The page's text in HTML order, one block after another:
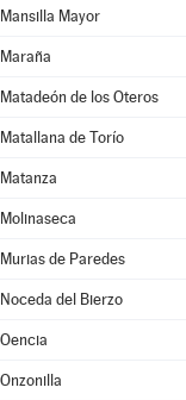
Mansilla Mayor
Maraña
Matadeón de los Oteros
Matallana de Torío
Matanza
Molinaseca
Murias de Paredes
Noceda del Bierzo
Oencia
Onzonilla